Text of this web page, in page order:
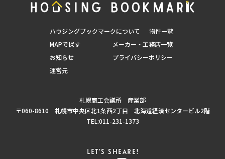
ハウジングブックマークについて
物件一覧
MAPで探す
メーカー・工務店一覧
お知らせ
プライバシーポリシー
運営元
札幌商工会議所 産業部
〒060-8610 札幌市中央区北1条西2丁目 北海道経済センタービル2階
TEL:011-231-1373
LET'S SHEARE!